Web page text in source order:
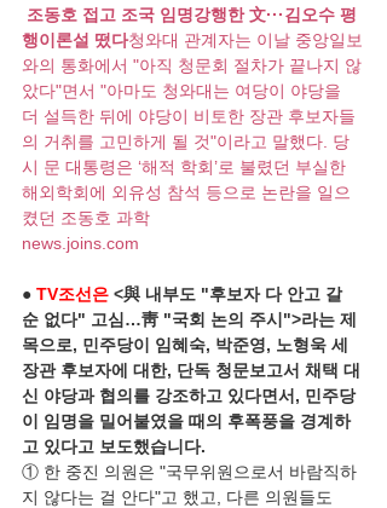
조동호 접고 조국 임명강행한 文···김오수 평
행이론설 떴다청와대 관계자는 이날 중앙일보
와의 통화에서 "아직 청문회 절차가 끝나지 않
았다"면서 "아마도 청와대는 여당이 야당을
더 설득한 뒤에 야당이 비토한 장관 후보자들
의 거취를 고민하게 될 것"이라고 말했다. 당
시 문 대통령은 ‘해적 학회’로 불렸던 부실한
해외학회에 외유성 참석 등으로 논란을 일으
켰던 조동호 과학
news.joins.com
● TV조선은 <與 내부도 "후보자 다 안고 갈
순 없다" 고심…靑 "국회 논의 주시">라는 제
목으로, 민주당이 임혜숙, 박준영, 노형욱 세
장관 후보자에 대한, 단독 청문보고서 채택 대
신 야당과 협의를 강조하고 있다면서, 민주당
이 임명을 밀어붙였을 때의 후폭풍을 경계하
고 있다고 보도했습니다.
① 한 중진 의원은 "국무위원으로서 바람직하
지 않다는 걸 안다"고 했고, 다른 의원들도